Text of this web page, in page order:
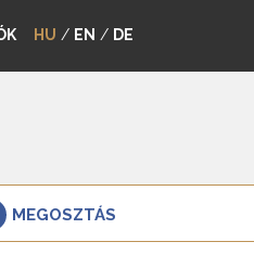
HU / EN / DE
MEGOSZTÁS